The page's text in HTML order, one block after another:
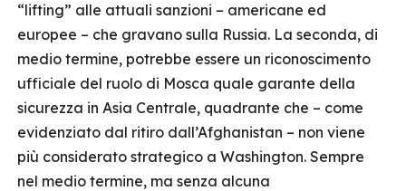
“lifting” alle attuali sanzioni – americane ed
europee – che gravano sulla Russia. La seconda, di
medio termine, potrebbe essere un riconoscimento
ufficiale del ruolo di Mosca quale garante della
sicurezza in Asia Centrale, quadrante che – come
evidenziato dal ritiro dall’Afghanistan – non viene
più considerato strategico a Washington. Sempre
nel medio termine, ma senza alcuna